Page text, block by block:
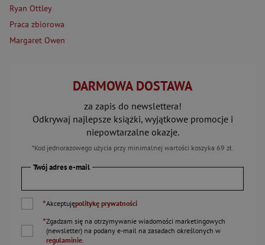
Ryan Ottley
Praca zbiorowa
Margaret Owen
DARMOWA DOSTAWA
za zapis do newslettera!
Odkrywaj najlepsze książki, wyjątkowe promocje i
niepowtarzalne okazje.
*Kod jednorazowego użycia przy minimalnej wartości koszyka 69 zł.
Twój adres e-mail
*Akceptujępolitykę prywatności
*Zgadzam się na otrzymywanie wiadomości marketingowych
(newsletter) na podany e-mail na zasadach określonych w
regulaminie.